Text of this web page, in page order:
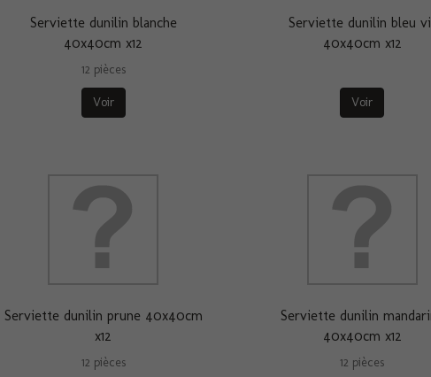
Serviette dunilin blanche
40x40cm x12
12 pièces
Voir
Serviette dunilin bleu
40x40cm x12
Voir
Serviette dunilin prune 40x40cm
x12
12 pièces
Serviette dunilin
40x40cm x12
12 pièces